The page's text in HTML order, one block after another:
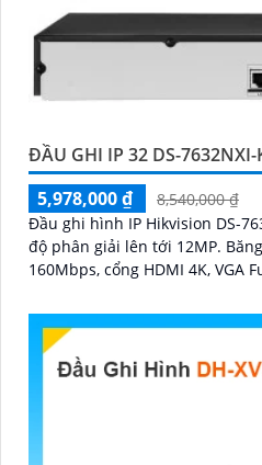
ĐẦU GHI IP 32 DS-7632NXI-
5,978,000 ₫
8,540,000 ₫
Đầu ghi hình IP Hikvision DS-
độ phân giải lên tới 12MP. Băng thông đầu vào 256Mbps, đầu ra
160Mbps, cổng HDMI 4K, VGA